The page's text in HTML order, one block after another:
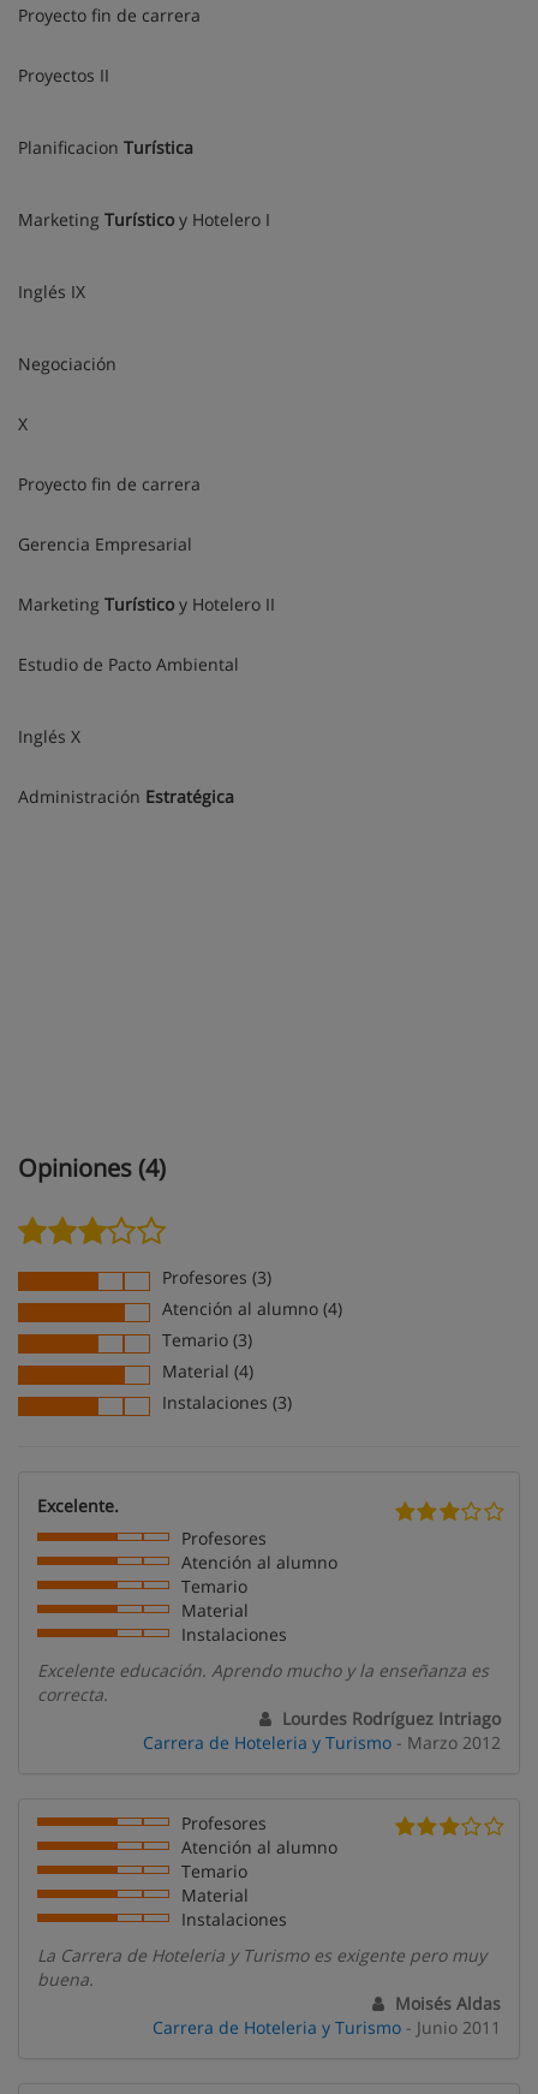
Proyecto fin de carrera
Proyectos II
Planificacion Turística
Marketing Turístico y Hotelero I
Inglés IX
Negociación
X
Proyecto fin de carrera
Gerencia Empresarial
Marketing Turístico y Hotelero II
Estudio de Pacto Ambiental
Inglés X
Administración Estratégica
Opiniones (4)
Profesores (3)
Atención al alumno (4)
Temario (3)
Material (4)
Instalaciones (3)
Excelente.
Profesores
Atención al alumno
Temario
Material
Instalaciones
Excelente educación. Aprendo mucho y la enseñanza es
correcta.
Lourdes Rodríguez Intriago
Carrera de Hoteleria y Turismo - Marzo 2012
Profesores
Atención al alumno
Temario
Material
Instalaciones
La Carrera de Hoteleria y Turismo es exigente pero muy
buena.
Moisés Aldas
Carrera de Hoteleria y Turismo - Junio 2011